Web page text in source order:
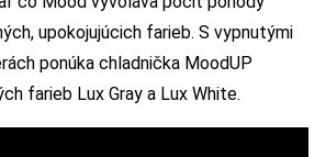
upokojujúcich farieb. S vypnutými
ponúka chladnička MoodUP
farieb Lux Gray a Lux White.